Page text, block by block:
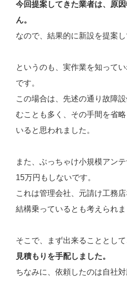
今回提案してきた業者は、原
ん。
なので、結果的に新設を提案し
というのも、実作業を知って
です。
この場合は、先述の通り故障
むことも多く、その手間を省
いると思われました。
また、ぶっちゃけ小規模アン
15万円もしないです。
これは管理会社、元請け工務
結構乗っているとも考えられま
そこで、まず出来ることとして
見積もりを手配しました。
ちなみに、依頼したのは自社対